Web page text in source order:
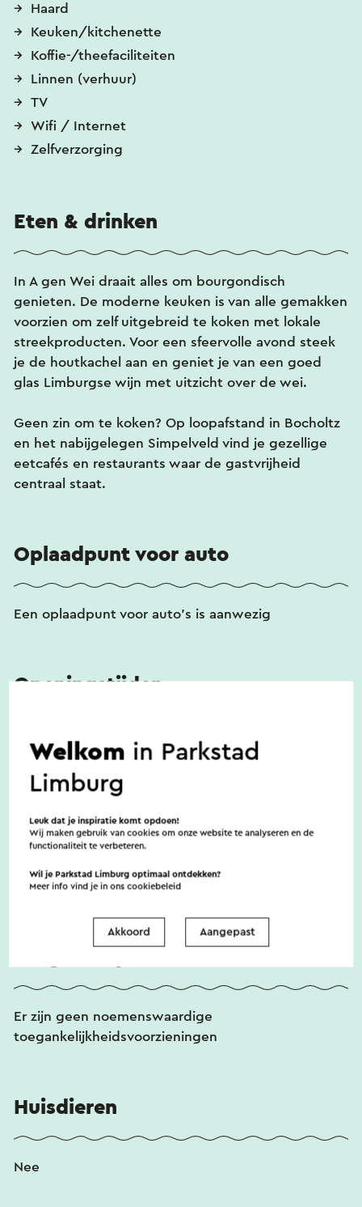
Haard
Keuken/kitchenette
Koffie-/theefaciliteiten
Linnen (verhuur)
TV
Wifi / Internet
Zelfverzorging
Eten & drinken
In A gen Wei draait alles om bourgondisch
genieten. De moderne keuken is van alle gemakken
voorzien om zelf uitgebreid te koken met lokale
streekproducten. Voor een sfeervolle avond steek
je de houtkachel aan en geniet je van een goed
glas Limburgse wijn met uitzicht over de wei.
Geen zin om te koken? Op loopafstand in Bocholtz
en het nabijgelegen Simpelveld vind je gezellige
eetcafés en restaurants waar de gastvrijheid
centraal staat.
Oplaadpunt voor auto
Een oplaadpunt voor auto's is aanwezig
Openingstijden
Deze vakantiewoning is gedurende het hele jaar
geopend. De woning is te huur voor een weekend
van vrijdag tot zondag of maandag, voor een
maandag tot maandag of vrijdag tot vrijdag.
opnemen via telefoon of per e-mail.
Er zijn geen noemenswaardige
toegankelijkheidsvoorzieningen
Huisdieren
Nee
Welkom in Parkstad
Limburg
Leuk dat je inspiratie komt opdoen!
Wij maken gebruik van cookies om onze website te analyseren en de
functionaliteit te verbeteren.
Wil je Parkstad Limburg optimaal ontdekken?
Meer info vind je in onscookiebeleid
Akkoord Aangepast